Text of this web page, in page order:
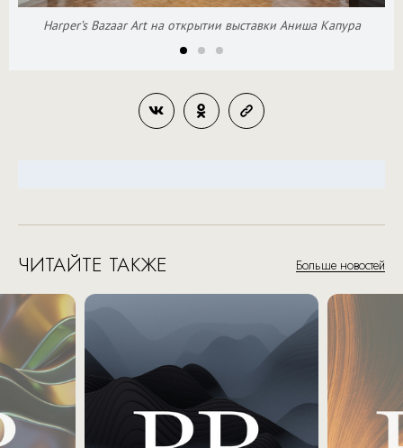
Harper’s Bazaar Art на открытии выставки Аниша Капура
ЧИТАЙТЕ ТАКЖЕ Больше новостей